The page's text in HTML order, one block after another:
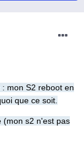
mon S2 reboot en
que ce soit.
(mon s2 n'est pas